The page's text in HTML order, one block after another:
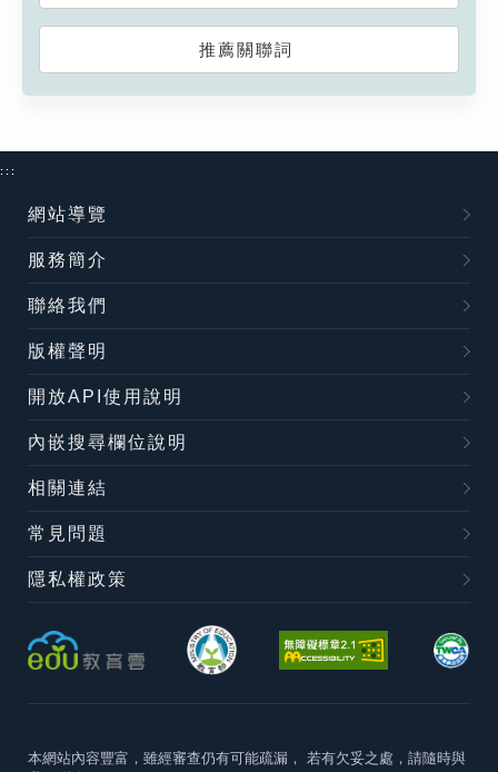
推薦關聯詞
:::
網站導覽
服務簡介
聯絡我們
版權聲明
開放API使用說明
內嵌搜尋欄位說明
相關連結
常見問題
隱私權政策
本網站內容豐富，雖經審查仍有可能疏漏， 若有欠妥之處，請隨時與